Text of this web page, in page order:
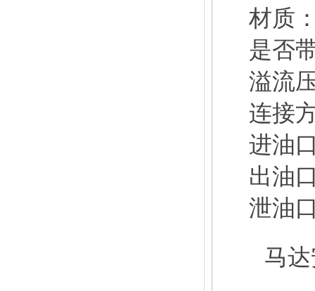
材质
是否
溢流
连接
进油
出油
泄油
马达